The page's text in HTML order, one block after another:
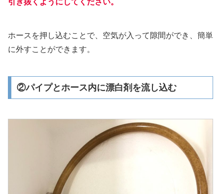
引き抜くようにしてください。
ホースを押し込むことで、空気が入って隙間ができ、簡単
に外すことができます。
②パイプとホース内に漂白剤を流し込む